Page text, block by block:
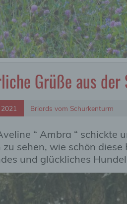
Grüße aus der
Briards vom Schurkenturm
“ Ambra “ schickte
zu sehen, wie schön
und glückliches